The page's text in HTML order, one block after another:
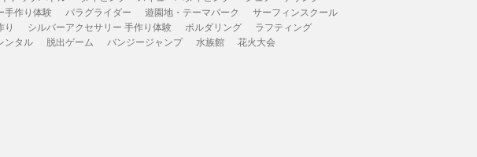
手作り体験
パラグライダー 遊園地・テーマパーク
サーフィンスクール
り
シルバーアクセサリー 手作り体験 ボルダリング
ラフティング
ンタル
脱出ゲーム バンジージャンプ 水族館 花火大会